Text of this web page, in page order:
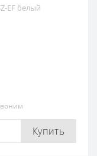
EF белый
Купить